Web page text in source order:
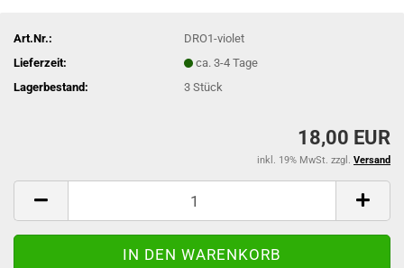
Art.Nr.:
DRO1-violet
Lieferzeit:
ca. 3-4 Tage
Lagerbestand:
3Stück
18,00 EUR
inkl. 19% MwSt. zzgl. Versand